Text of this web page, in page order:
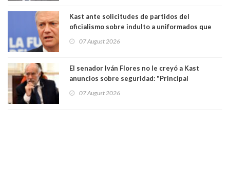
Kast ante solicitudes de partidos del
oficialismo sobre indulto a uniformados que
07 August 2026
El senador Iván Flores no le creyó a Kast
anuncios sobre seguridad: "Principal
perseguir ruta del dinero y levantar secreto
07 August 2026